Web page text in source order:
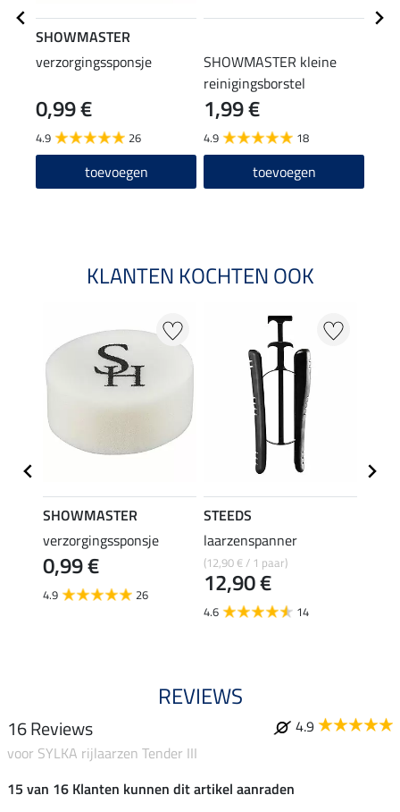
SHOWMASTER
verzorgingssponsje
0,99 €
4.9 26
toevoegen
SHOWMASTER kleine
reinigingsborstel
1,99 €
4.9 18
toevoegen
KLANTEN KOCHTEN OOK
SHOWMASTER
verzorgingssponsje
0,99 €
4.9 26
STEEDS
laarzenspanner
(12,90 € / 1 paar)
12,90 €
4.6 14
REVIEWS
16 Reviews
4.9
voor SYLKA rijlaarzen Tender III
15 van 16 Klanten kunnen dit artikel aanraden